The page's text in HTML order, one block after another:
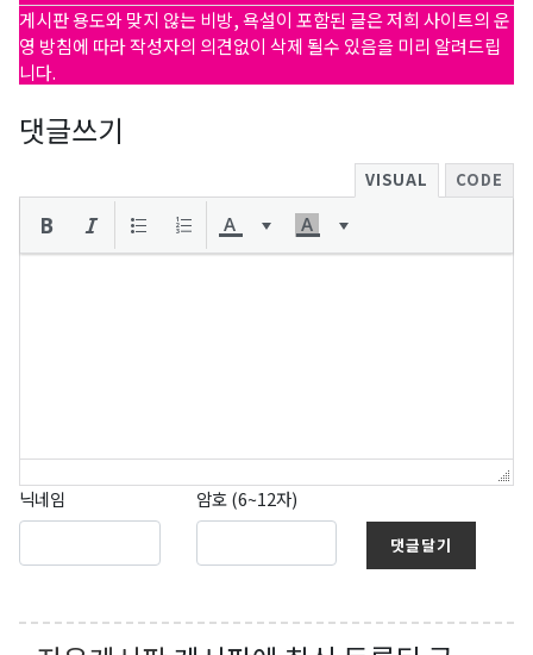
게시판 용도와 맞지 않는 비방, 욕설이 포함된 글은 저희 사이트의 운
영 방침에 따라 작성자의 의견없이 삭제 될수 있음을 미리 알려드립
니다.
댓글쓰기
VISUAL CODE
닉네임 암호 (6~12자)
댓글달기